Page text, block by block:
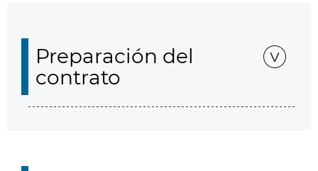
Preparación del
contrato